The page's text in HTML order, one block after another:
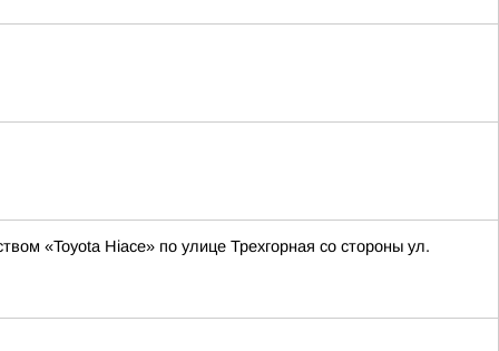
«Toyota Hiace» по улице Трехгорная со стороны ул.